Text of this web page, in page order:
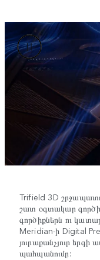
Trifield 3D
շատ օգտակար
գործիքներն ու
Meridian-ի Digital
յուրաքանչյուր
պահպանումը: